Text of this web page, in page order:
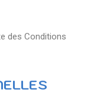
des Conditions